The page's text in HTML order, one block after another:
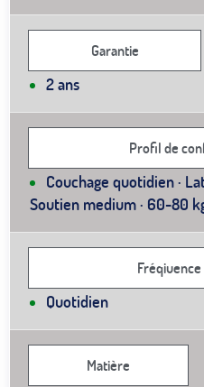
Garantie
2 ans
Profil de
Couchage quotidien ·
Soutien medium · 60-80
Quotidien
Matière